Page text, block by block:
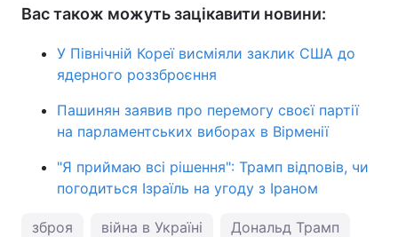
Вас також можуть зацікавити новини:
У Північній Кореї висміяли заклик США до
ядерного роззброєння
Пашинян заявив про перемогу своєї партії
на парламентських виборах в Вірменії
"Я приймаю всі рішення": Трамп відповів, чи
погодиться Ізраїль на угоду з Іраном
зброя війна в Україні Дональд Трамп